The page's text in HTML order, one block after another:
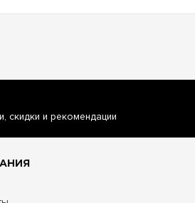
скидки и рекомендации